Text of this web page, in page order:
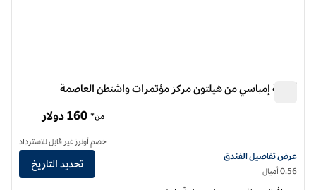
أجنحة إمباسي من هيلتون مركز مؤتمرات واشنطن العاصمة
عرض تفاصيل الفندق لفندق أجنحة إمباسي من هيلتون واشنطن العاصمة مركز
عرض تفاصيل الفندق
0.56 أميال
من* 160 دولار
خصم أونرز غير قابل للاسترداد
تحديد التاريخ